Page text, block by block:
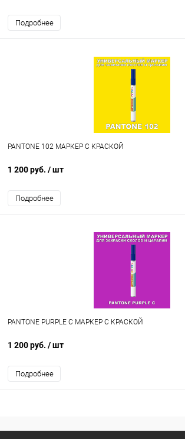
Подробнее
PANTONE 102 МАРКЕР С КРАСКОЙ
1 200 руб. / шт
Подробнее
PANTONE PURPLE C МАРКЕР С КРАСКОЙ
1 200 руб. / шт
Подробнее